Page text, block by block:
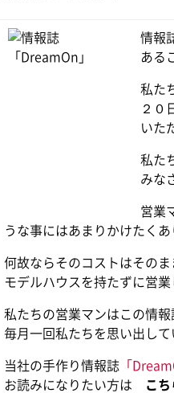
情報
ある
私た
２０
いた
私た
みな
営業
うな事にはあまりかけたくあ
何故ならそのコストはその
モデルハウスを持たずに営業
私たちの営業マンはこの情報
毎月一回私たちを思い出し
当社の手作り情報誌 「
お読みになりたい方は
こち